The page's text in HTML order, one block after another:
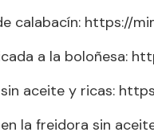
calabacín: https://
a la boloñesa:
aceite y ricas:
la freidora sin